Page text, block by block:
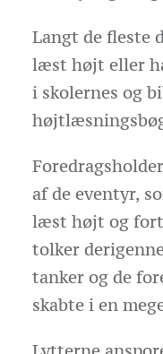
Langt de fleste
læst højt eller
i skolernes og
af de eventyr,
læst højt og
tolker
tanker og de
skabte i en